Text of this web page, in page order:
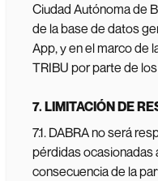
Ciudad Autónoma de
de la base de datos
App, y en el marco de
TRIBU por parte de
7. LIMITACIÓN DE
7.1. DABRA no será
pérdidas ocasionadas
consecuencia de la